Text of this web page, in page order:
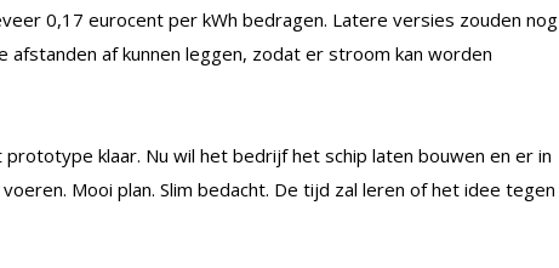
0,17 eurocent per kWh bedragen. Latere versies zouden nog
af kunnen leggen, zodat er stroom kan worden
klaar. Nu wil het bedrijf het schip laten bouwen en er in
Mooi plan. Slim bedacht. De tijd zal leren of het idee tegen